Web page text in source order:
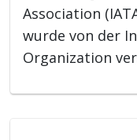
Association
wurde von der
Organization